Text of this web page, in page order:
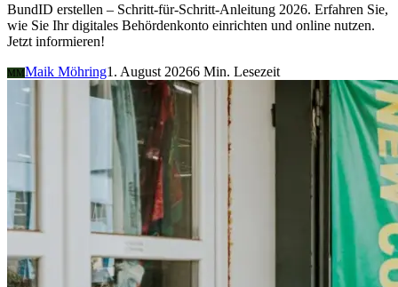
BundID erstellen – Schritt-für-Schritt-Anleitung 2026. Erfahren Sie,
wie Sie Ihr digitales Behördenkonto einrichten und online nutzen.
Jetzt informieren!
MMMaik Möhring1. August 20266 Min. Lesezeit